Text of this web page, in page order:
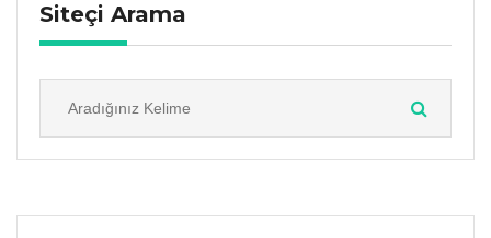
Siteçi Arama